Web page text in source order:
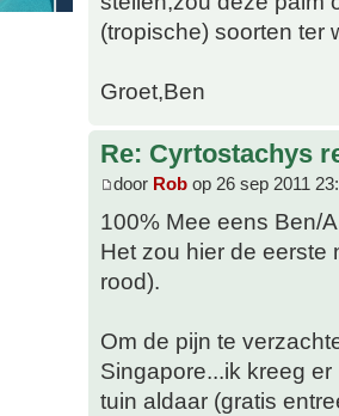
(tropische) soorten ter
Groet,Ben
Re: Cyrtostachys
door Rob op 26 sep 2011
100% Mee eens Ben/
Het zou hier de eerste
rood).
Om de pijn te
Singapore...ik kreeg
tuin aldaar (gratis